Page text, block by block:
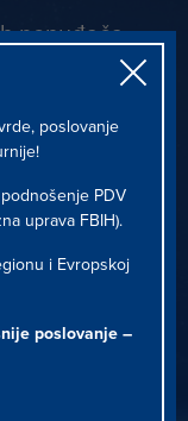
ponuđača
i platne
31 +
poslovanje
PDV
uprava FBIH).
i Evropskoj
poslovanje –